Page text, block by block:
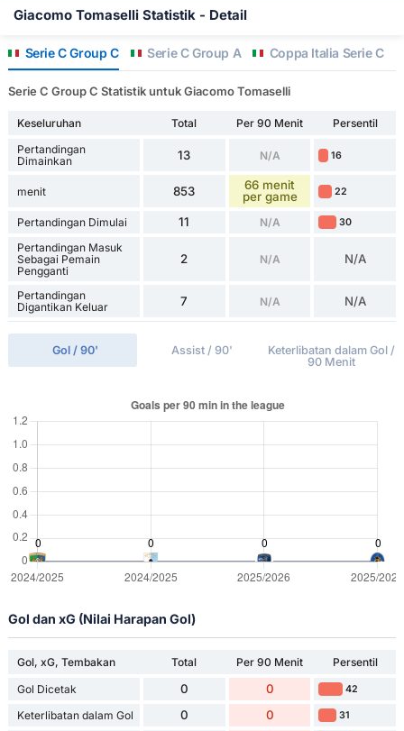
Giacomo Tomaselli Statistik - Detail
Serie C Group C Serie C Group A Coppa Italia Serie C
Serie C Group C Statistik untuk Giacomo Tomaselli
Keseluruhan Total Per 90 Menit
Persentil
Pertandingan
Dimainkan
13 N/A 16
menit 853
66 menit
per game
22
Pertandingan Dimulai 11 N/A 30
Pertandingan Masuk
Sebagai Pemain
Pengganti
2 N/A N/A
Pertandingan
Digantikan Keluar
7 N/A N/A
Gol / 90' Assist / 90'
Keterlibatan dalam Gol /
90 Menit
Gol dan xG (Nilai Harapan Gol)
Gol, xG, Tembakan Total Per 90 Menit
Persentil
Gol Dicetak
0 0 42
Keterlibatan dalam Gol 0 0 31